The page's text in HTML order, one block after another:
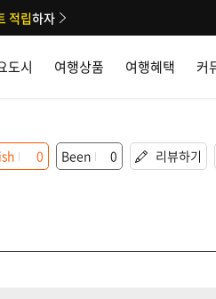
도시 여행상품 여행혜택 커
적립하자
0 Been 0 리뷰하기